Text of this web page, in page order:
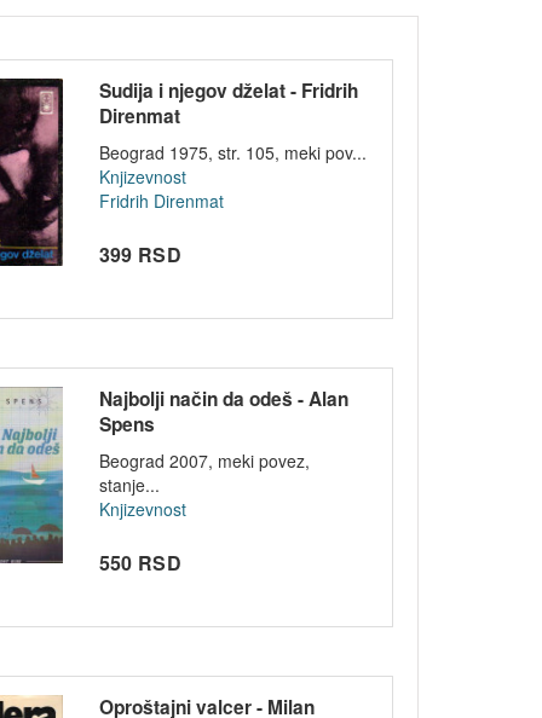
Sudija i njegov dželat - Fridrih
Direnmat
Beograd 1975, str. 105, meki pov...
Knjizevnost
Fridrih Direnmat
399 RSD
Najbolji način da odeš - Alan
Spens
Beograd 2007, meki povez,
stanje...
Knjizevnost
550 RSD
Oproštajni valcer - Milan